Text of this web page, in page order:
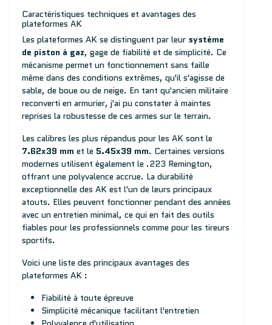
Caractéristiques techniques et avantages des
plateformes AK
Les plateformes AK se distinguent par leur système
de piston à gaz, gage de fiabilité et de simplicité. Ce
mécanisme permet un fonctionnement sans faille
même dans des conditions extrêmes, qu'il s'agisse de
sable, de boue ou de neige. En tant qu'ancien militaire
reconverti en armurier, j'ai pu constater à maintes
reprises la robustesse de ces armes sur le terrain.
Les calibres les plus répandus pour les AK sont le
7.62x39 mm et le 5.45x39 mm. Certaines versions
modernes utilisent également le .223 Remington,
offrant une polyvalence accrue. La durabilité
exceptionnelle des AK est l'un de leurs principaux
atouts. Elles peuvent fonctionner pendant des années
avec un entretien minimal, ce qui en fait des outils
fiables pour les professionnels comme pour les tireurs
sportifs.
Voici une liste des principaux avantages des
plateformes AK :
Fiabilité à toute épreuve
Simplicité mécanique facilitant l'entretien